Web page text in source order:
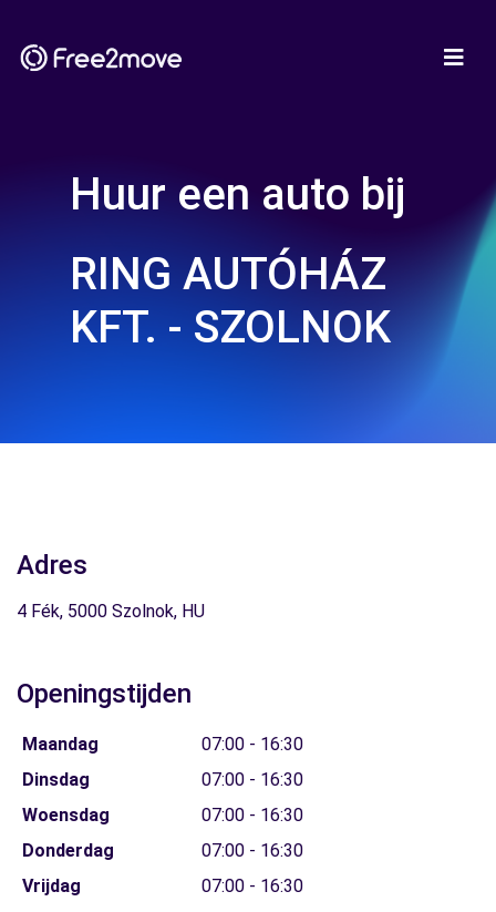
Huur een auto bij
RING AUTÓHÁZ
KFT. - SZOLNOK
Adres
4 Fék, 5000 Szolnok, HU
Openingstijden
Maandag
07:00 - 16:30
Dinsdag
07:00 - 16:30
Woensdag
07:00 - 16:30
Donderdag
07:00 - 16:30
Vrijdag
07:00 - 16:30